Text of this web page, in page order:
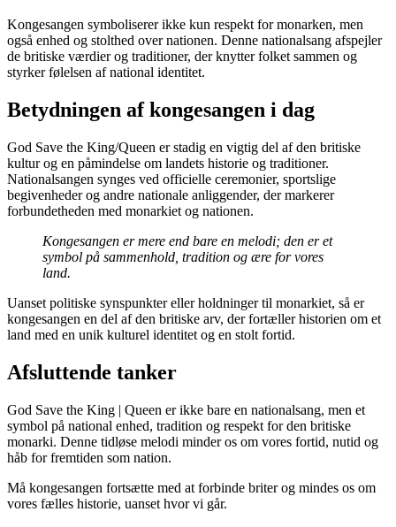
Kongesangen symboliserer ikke kun respekt for monarken, men
også enhed og stolthed over nationen. Denne nationalsang afspejler
de britiske værdier og traditioner, der knytter folket sammen og
styrker følelsen af national identitet.
Betydningen af kongesangen i dag
God Save the King/Queen er stadig en vigtig del af den britiske
kultur og en påmindelse om landets historie og traditioner.
Nationalsangen synges ved officielle ceremonier, sportslige
begivenheder og andre nationale anliggender, der markerer
forbundetheden med monarkiet og nationen.
Kongesangen er mere end bare en melodi; den er et
symbol på sammenhold, tradition og ære for vores
land.
Uanset politiske synspunkter eller holdninger til monarkiet, så er
kongesangen en del af den britiske arv, der fortæller historien om et
land med en unik kulturel identitet og en stolt fortid.
Afsluttende tanker
God Save the King | Queen er ikke bare en nationalsang, men et
symbol på national enhed, tradition og respekt for den britiske
monarki. Denne tidløse melodi minder os om vores fortid, nutid og
håb for fremtiden som nation.
Må kongesangen fortsætte med at forbinde briter og mindes os om
vores fælles historie, uanset hvor vi går.